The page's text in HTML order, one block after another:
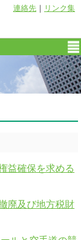
連絡先 ｜ リンク集
益確保を求める
廃及び地方税財